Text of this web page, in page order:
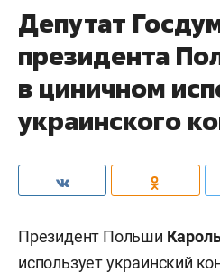
Депутат
президента
в циничном
украинского
Президент Польши
использует украинский